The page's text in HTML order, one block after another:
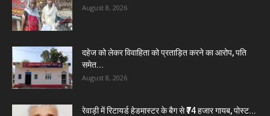
August 8, 2026
दहेज को लेकर विवाहिता को प्रताड़ित करने का आरोप, पति
समेत...
August 8, 2026
रेवाड़ी में रिटायर्ड हेडमास्टर के बैग से ₹74 हजार गायब, पोस्ट...